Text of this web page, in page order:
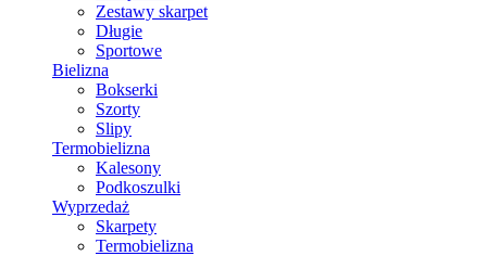
Zestawy skarpet
Długie
Sportowe
Bielizna
Bokserki
Szorty
Slipy
Termobielizna
Kalesony
Podkoszulki
Wyprzedaż
Skarpety
Termobielizna